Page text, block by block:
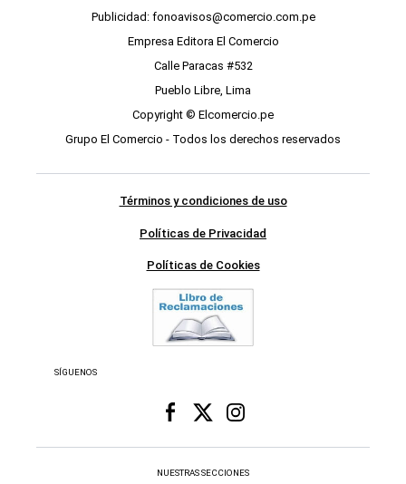
Publicidad: fonoavisos@comercio.com.pe
Empresa Editora El Comercio
Calle Paracas #532
Pueblo Libre, Lima
Copyright © Elcomercio.pe
Grupo El Comercio - Todos los derechos reservados
Términos y condiciones de uso
Políticas de Privacidad
Políticas de Cookies
SÍGUENOS
NUESTRAS SECCIONES